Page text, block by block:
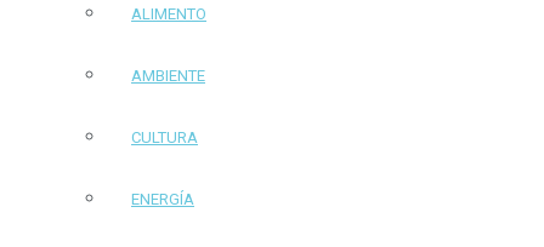
ALIMENTO
AMBIENTE
CULTURA
ENERGÍA